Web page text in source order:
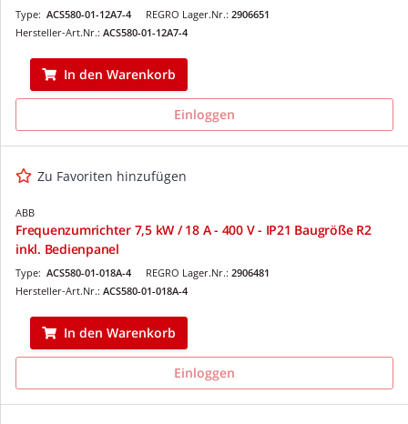
REGRO Lager.Nr.: 2906651
Type: ACS580-01-12A7-4
Hersteller-Art.Nr.: ACS580-01-12A7-4
In den Warenkorb
Einloggen
Zu Favoriten hinzufügen
ABB
Frequenzumrichter 7,5 kW / 18 A - 400 V - IP21 Baugröße R2
inkl. Bedienpanel
REGRO Lager.Nr.: 2906481
Type: ACS580-01-018A-4
Hersteller-Art.Nr.: ACS580-01-018A-4
In den Warenkorb
Einloggen